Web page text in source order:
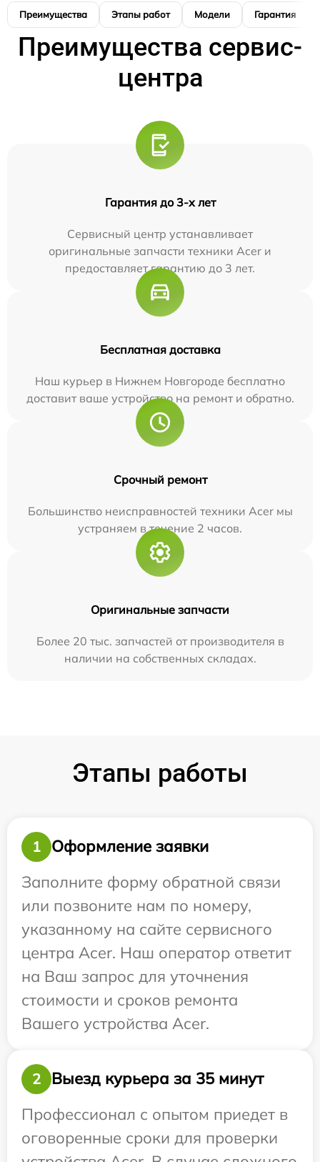
Преимущества Этапы работ Модели Гарантия
Преимущества сервис-
центра
Гарантия до 3-х лет
Сервисный центр устанавливает
оригинальные запчасти техники Acer и
предоставляет гарантию до 3 лет.
Бесплатная доставка
Наш курьер в Нижнем Новгороде бесплатно
доставит ваше устройство на ремонт и обратно.
Срочный ремонт
Большинство неисправностей техники Acer мы
устраняем в течение 2 часов.
Оригинальные запчасти
Более 20 тыс. запчастей от производителя в
наличии на собственных складах.
Этапы работы
1
Оформление заявки
Заполните форму обратной связи
или позвоните нам по номеру,
указанному на сайте сервисного
центра Acer. Наш оператор ответит
на Ваш запрос для уточнения
стоимости и сроков ремонта
Вашего устройства Acer.
2
Выезд курьера за 35 минут
Профессионал с опытом приедет в
оговоренные сроки для проверки